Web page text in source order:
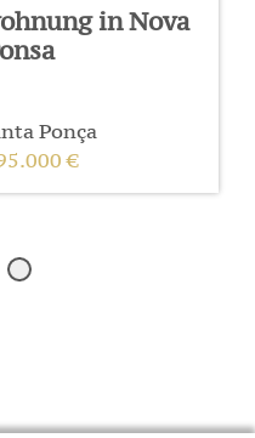
in Nova
Ponça
€